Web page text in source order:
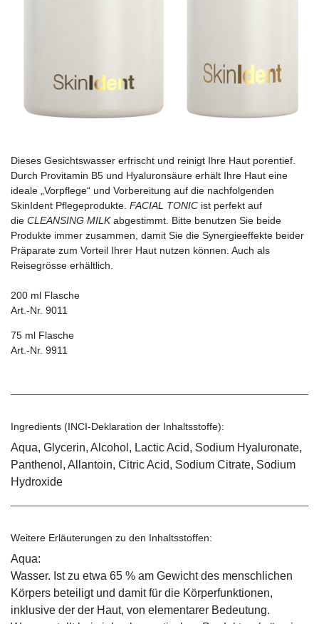
Dieses Gesichtswasser erfrischt und reinigt Ihre Haut porentief.
Durch Provitamin B5 und Hyaluronsäure erhält Ihre Haut eine
ideale „Vorpflege“ und Vorbereitung auf die nachfolgenden
SkinIdent Pflegeprodukte. FACIAL TONIC ist perfekt auf
die CLEANSING MILKabgestimmt. Bitte benutzen Sie beide
Produkte immer zusammen, damit Sie die Synergieeffekte beider
Präparate zum Vorteil Ihrer Haut nutzen können. Auch als
Reisegrösse erhältlich.
200 ml Flasche
Art.-Nr. 9011
75 ml Flasche
Art.-Nr. 9911
Ingredients (INCI-Deklaration der Inhaltsstoffe):
Aqua, Glycerin, Alcohol, Lactic Acid, Sodium Hyaluronate,
Panthenol, Allantoin, Citric Acid, Sodium Citrate, Sodium
Hydroxide
Weitere Erläuterungen zu den Inhaltsstoffen:
Aqua:
Wasser. Ist zu etwa 65 % am Gewicht des menschlichen
Körpers beteiligt und damit für die Körperfunktionen,
inklusive der der Haut, von elementarer Bedeutung.